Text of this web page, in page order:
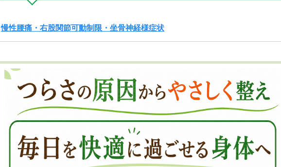
慢性腰痛・右股関節可動制限・坐骨神経様症状